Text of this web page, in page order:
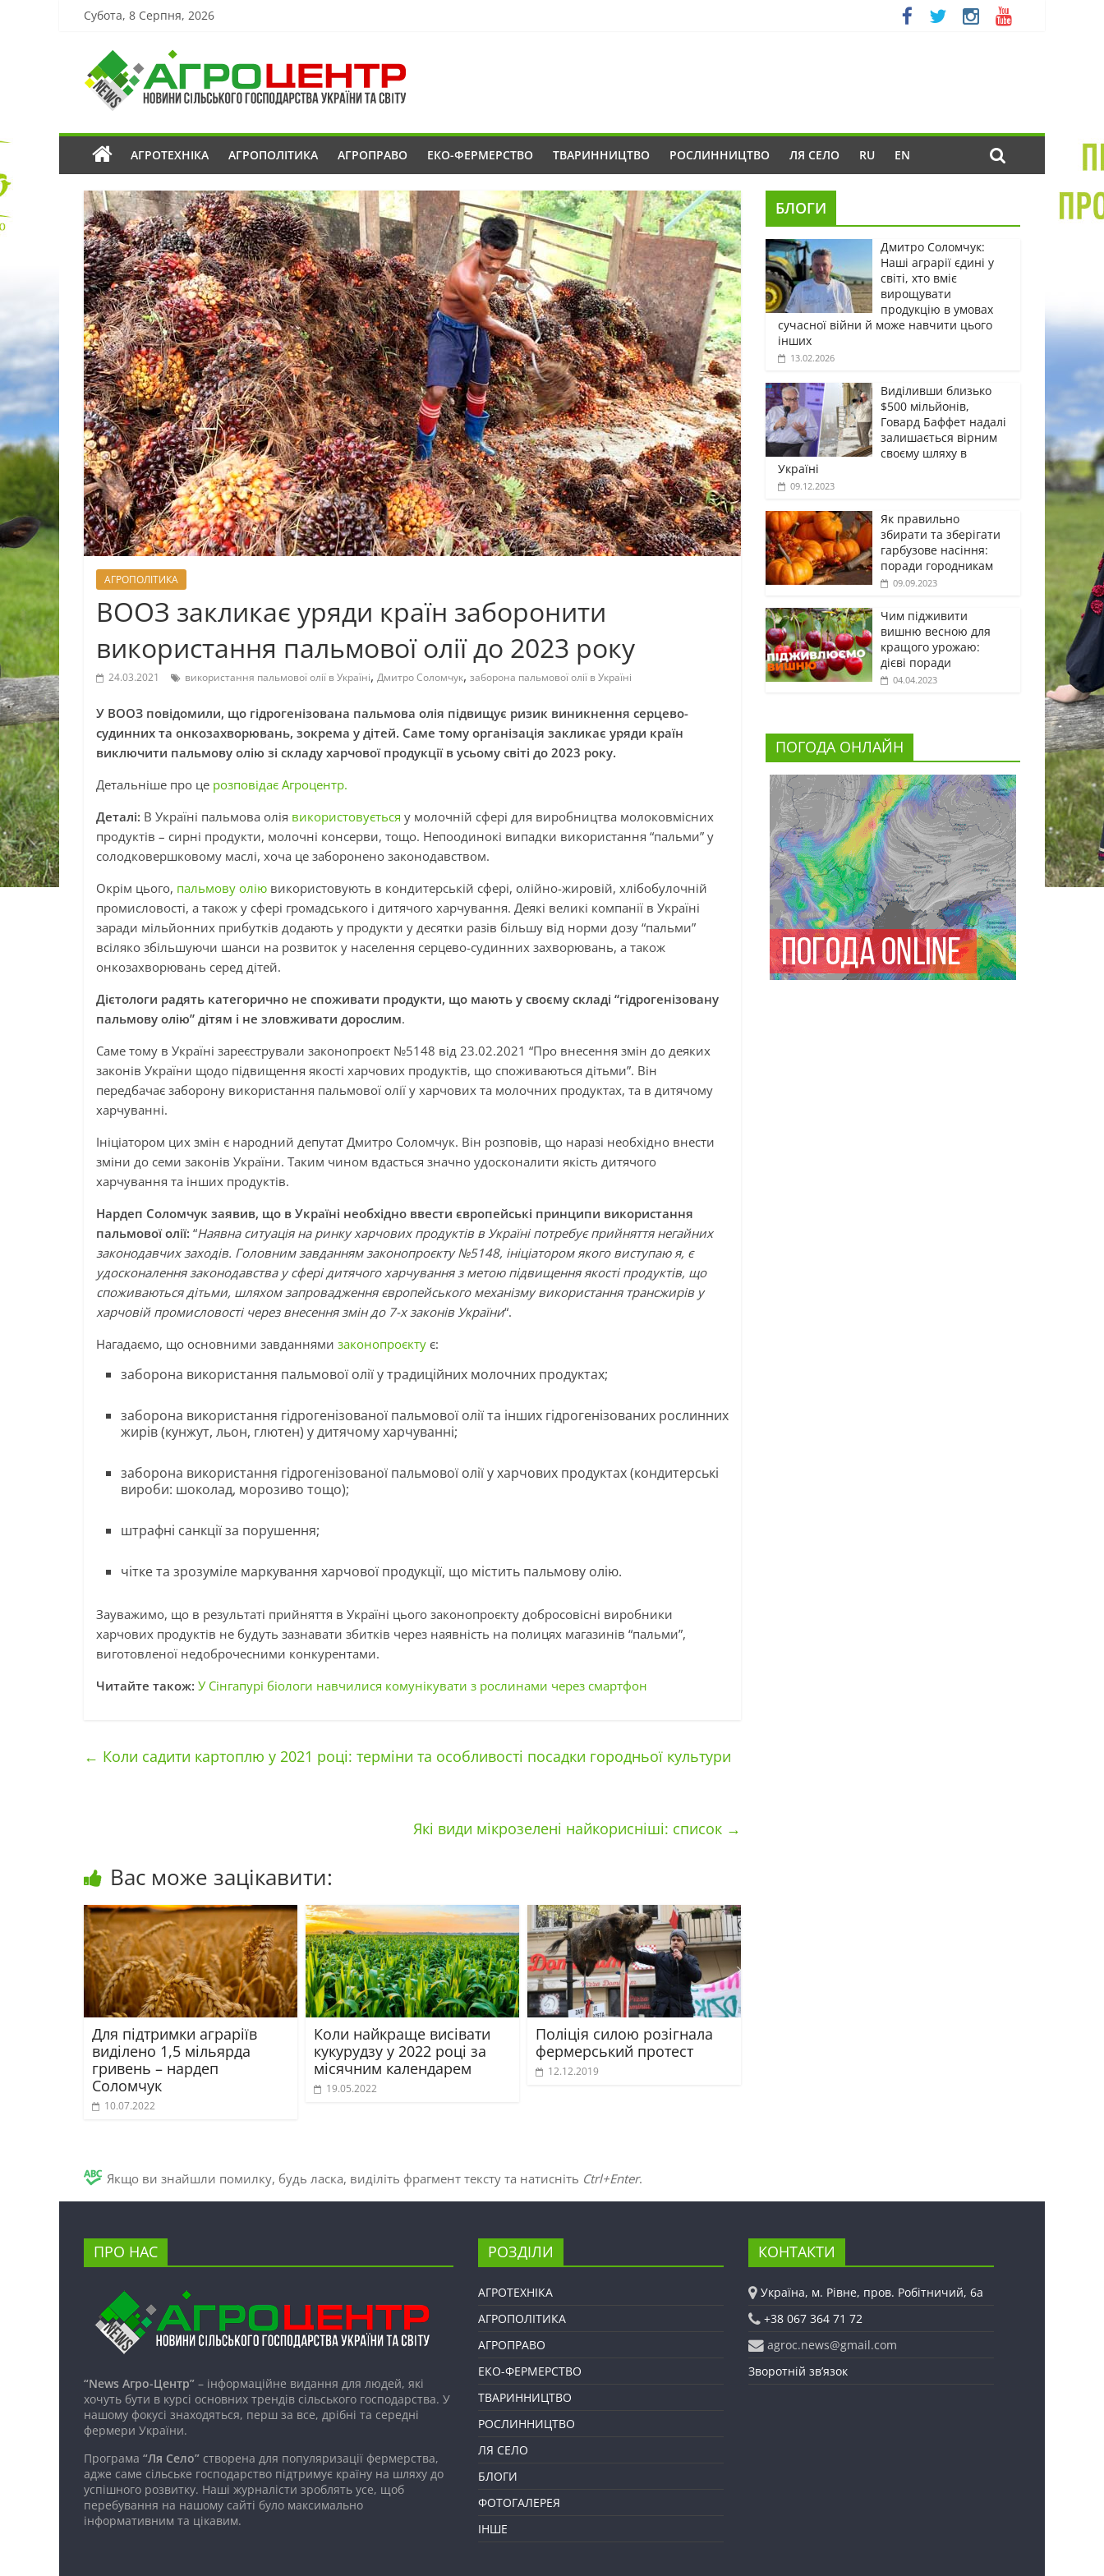
Субота, 8 Серпня, 2026
АГРОТЕХНІКА АГРОПОЛІТИКА АГРОПРАВО ЕКО-ФЕРМЕРСТВО ТВАРИННИЦТВО РОСЛИННИЦТВО ЛЯ СЕЛО RU EN
АГРОПОЛІТИКА
ВООЗ закликає уряди країн заборонити
використання пальмової олії до 2023 року
24.03.2021 використання пальмової олії в Україні, Дмитро Соломчук, заборона пальмової олії в Україні
У ВООЗ повідомили, що гідрогенізована пальмова олія підвищує ризик виникнення серцево-
судинних та онкозахворювань, зокрема у дітей. Саме тому організація закликає уряди країн
виключити пальмову олію зі складу харчової продукції в усьому світі до 2023 року.
Детальніше про це розповідає Агроцентр.
Деталі: В Україні пальмова олія використовується у молочній сфері для виробництва молоковмісних
продуктів – сирні продукти, молочні консерви, тощо. Непоодинокі випадки використання “пальми” у
солодковершковому маслі, хоча це заборонено законодавством.
Окрім цього, пальмову олію використовують в кондитерській сфері, олійно-жировій, хлібобулочній
промисловості, а також у сфері громадського і дитячого харчування. Деякі великі компанії в Україні
заради мільйонних прибутків додають у продукти у десятки разів більшу від норми дозу “пальми”
всіляко збільшуючи шанси на розвиток у населення серцево-судинних захворювань, а також
онкозахворювань серед дітей.
Дієтологи радять категорично не споживати продукти, що мають у своєму складі “гідрогенізовану
пальмову олію” дітям і не зловживати дорослим.
Саме тому в Україні зареєстрували законопроєкт №5148 від 23.02.2021 “Про внесення змін до деяких
законів України щодо підвищення якості харчових продуктів, що споживаються дітьми”. Він
передбачає заборону використання пальмової олії у харчових та молочних продуктах, та в дитячому
харчуванні.
Ініціатором цих змін є народний депутат Дмитро Соломчук. Він розповів, що наразі необхідно внести
зміни до семи законів України. Таким чином вдасться значно удосконалити якість дитячого
харчування та інших продуктів.
Нардеп Соломчук заявив, що в Україні необхідно ввести європейські принципи використання
пальмової олії: “Наявна ситуація на ринку харчових продуктів в Україні потребує прийняття негайних
законодавчих заходів. Головним завданням законопроєкту №5148, ініціатором якого виступаю я, є
удосконалення законодавства у сфері дитячого харчування з метою підвищення якості продуктів, що
споживаються дітьми, шляхом запровадження європейського механізму використання трансжирів у
харчовій промисловості через внесення змін до 7-х законів України“.
Нагадаємо, що основними завданнями законопроєкту є:
заборона використання пальмової олії у традиційних молочних продуктах;
заборона використання гідрогенізованої пальмової олії та інших гідрогенізованих рослинних
жирів (кунжут, льон, глютен) у дитячому харчуванні;
заборона використання гідрогенізованої пальмової олії у харчових продуктах (кондитерські
вироби: шоколад, морозиво тощо);
штрафні санкції за порушення;
чітке та зрозуміле маркування харчової продукції, що містить пальмову олію.
Зауважимо, що в результаті прийняття в Україні цього законопроєкту добросовісні виробники
харчових продуктів не будуть зазнавати збитків через наявність на полицях магазинів “пальми”,
виготовленої недоброчесними конкурентами.
Читайте також: У Сінгапурі біологи навчилися комунікувати з рослинами через смартфон
← Коли садити картоплю у 2021 році: терміни та особливості посадки городньої культури
Які види мікрозелені найкорисніші: список →
Вас може зацікавити:
Для підтримки аграріїв
виділено 1,5 мільярда
гривень – нардеп
Соломчук
10.07.2022
Коли найкраще висівати
кукурудзу у 2022 році за
місячним календарем
19.05.2022
Поліція силою розігнала
фермерський протест
12.12.2019
БЛОГИ
Дмитро Соломчук:
Наші аграрії єдині у
світі, хто вміє
вирощувати
продукцію в умовах
сучасної війни й може навчити цього
інших
13.02.2026
Виділивши близько
$500 мільйонів,
Говард Баффет надалі
залишається вірним
своєму шляху в
Україні
09.12.2023
Як правильно
збирати та зберігати
гарбузове насіння:
поради городникам
09.09.2023
Чим підживити
вишню весною для
кращого урожаю:
дієві поради
04.04.2023
ПОГОДА ОНЛАЙН
Якщо ви знайшли помилку, будь ласка, виділіть фрагмент тексту та натисніть Ctrl+Enter.
ПРО НАС
“News Агро-Центр” – інформаційне видання для людей, які
хочуть бути в курсі основних трендів сільського господарства. У
нашому фокусі знаходяться, перш за все, дрібні та середні
фермери України.
Програма “Ля Село” створена для популяризації фермерства,
адже саме сільське господарство підтримує країну на шляху до
успішного розвитку. Наші журналісти зроблять усе, щоб
перебування на нашому сайті було максимально
інформативним та цікавим.
РОЗДІЛИ
АГРОТЕХНІКА
АГРОПОЛІТИКА
АГРОПРАВО
ЕКО-ФЕРМЕРСТВО
ТВАРИННИЦТВО
РОСЛИННИЦТВО
ЛЯ СЕЛО
БЛОГИ
ФОТОГАЛЕРЕЯ
ІНШЕ
КОНТАКТИ
Україна, м. Рівне, пров. Робітничий, 6а
+38 067 364 71 72
agroc.news@gmail.com
Зворотній зв’язок